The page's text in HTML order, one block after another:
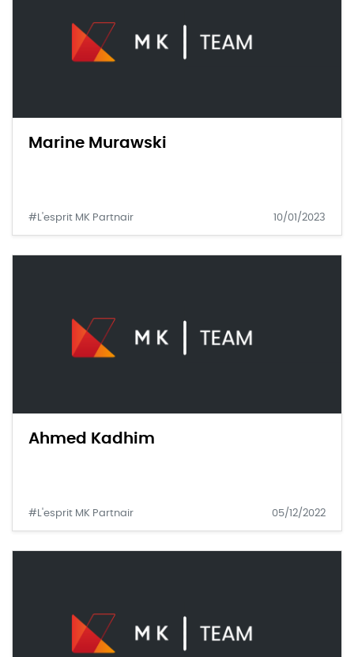
Marine Murawski
#L'esprit MK Partnair 10/01/2023
Ahmed Kadhim
#L'esprit MK Partnair 05/12/2022